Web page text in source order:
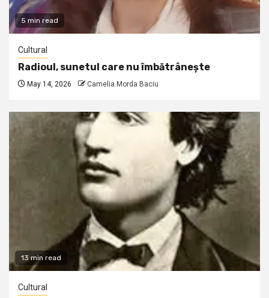
5 min read
Cultural
Radioul, sunetul care nu îmbătrânește
May 14, 2026 Camelia Morda Baciu
13 min read
Cultural